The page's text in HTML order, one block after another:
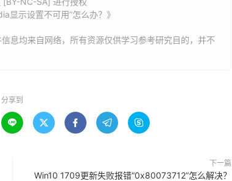
显示设置不可用”怎么办？》
息均来自网络，所有资源仅供学习参考研究目的，并不
分享到
    
下一篇
Win10 1709更新失败报错“0x80073712”怎么解决？